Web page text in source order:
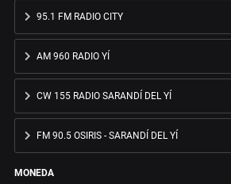
95.1 FM RADIO CITY
AM 960 RADIO YÍ
CW 155 RADIO SARANDÍ DEL YÍ
FM 90.5 OSIRIS - SARANDÍ DEL YÍ
MONEDA